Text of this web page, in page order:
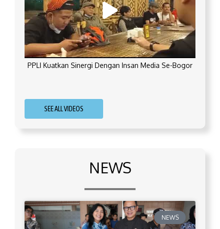
PPLI Kuatkan Sinergi Dengan Insan Media Se-Bogor
SEE ALL VIDEOS
NEWS
NEWS